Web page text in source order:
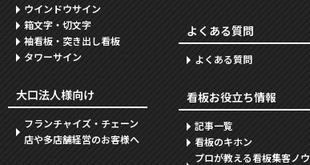
ウインドウサイン
箱文字・切文字
袖看板・突き出し看板
タワーサイン
大口法人様向け
フランチャイズ・チェーン
店や多店舗経営のお客様へ
よくある質問
よくある質問
看板お役立ち情報
記事一覧
看板のキホン
プロが教える看板集客ノウ